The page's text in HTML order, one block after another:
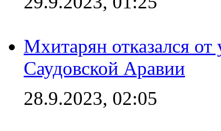
Мхитарян отказался от
Саудовской Аравии
28.9.2023, 02:05